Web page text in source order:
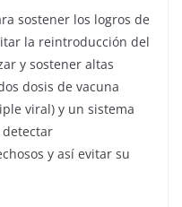
sostener los logros de
la reintroducción del
y sostener altas
dosis de vacuna
viral) y un sistema
detectar
y así evitar su